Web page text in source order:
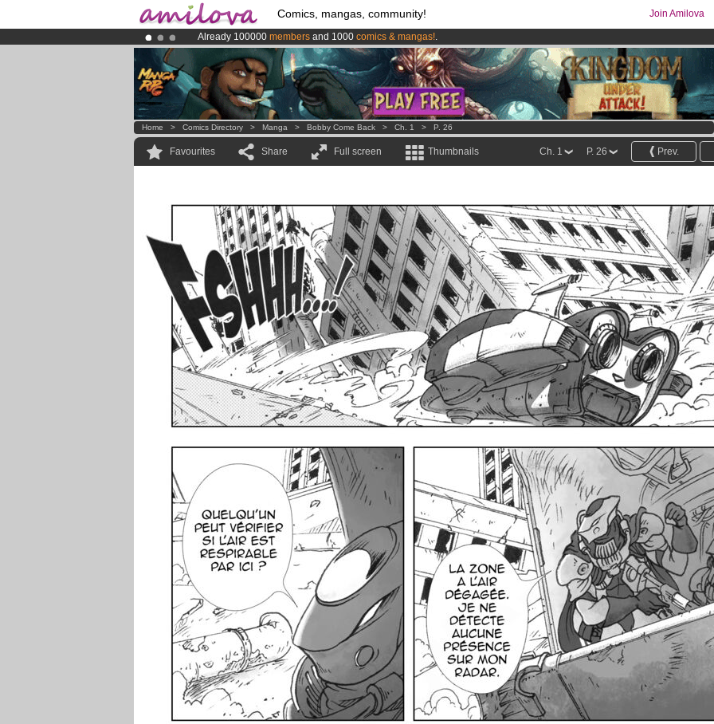
Comics, mangas, community! Join Amilova
Already 100000 members and 1000 comics & mangas!.
Premium membership from3.95 eurosper month !Get membership now
AmilovaKickstarter is now LIVE!.
Home > Comics Directory > Manga > Bobby Come Back > Ch. 1 > P. 26
Favourites Share Full screen Thumbnails Prev.
P. 26
Ch. 1